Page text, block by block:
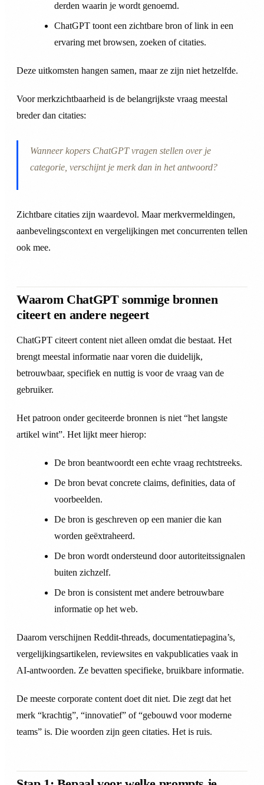
derden waarin je wordt genoemd.
ChatGPT toont een zichtbare bron of link in een
ervaring met browsen, zoeken of citaties.
Deze uitkomsten hangen samen, maar ze zijn niet hetzelfde.
Voor merkzichtbaarheid is de belangrijkste vraag meestal
breder dan citaties:
Wanneer kopers ChatGPT vragen stellen over je
categorie, verschijnt je merk dan in het antwoord?
Zichtbare citaties zijn waardevol. Maar merkvermeldingen,
aanbevelingscontext en vergelijkingen met concurrenten tellen
ook mee.
Waarom ChatGPT sommige bronnen
citeert en andere negeert
ChatGPT citeert content niet alleen omdat die bestaat. Het
brengt meestal informatie naar voren die duidelijk,
betrouwbaar, specifiek en nuttig is voor de vraag van de
gebruiker.
Het patroon onder geciteerde bronnen is niet “het langste
artikel wint”. Het lijkt meer hierop:
De bron beantwoordt een echte vraag rechtstreeks.
De bron bevat concrete claims, definities, data of
voorbeelden.
De bron is geschreven op een manier die kan
worden geëxtraheerd.
De bron wordt ondersteund door autoriteitssignalen
buiten zichzelf.
De bron is consistent met andere betrouwbare
informatie op het web.
Daarom verschijnen Reddit-threads, documentatiepagina’s,
vergelijkingsartikelen, reviewsites en vakpublicaties vaak in
AI-antwoorden. Ze bevatten specifieke, bruikbare informatie.
De meeste corporate content doet dit niet. Die zegt dat het
merk “krachtig”, “innovatief” of “gebouwd voor moderne
teams” is. Die woorden zijn geen citaties. Het is ruis.